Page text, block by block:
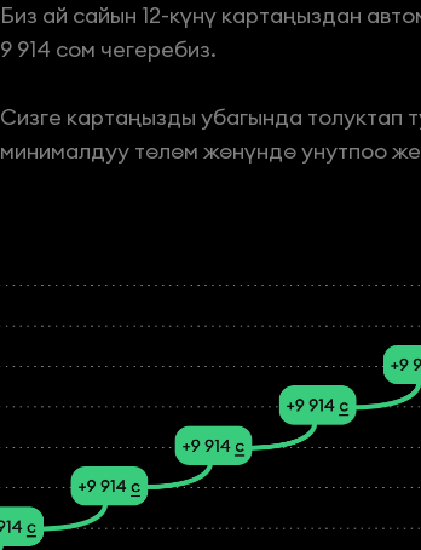
Биз ай сайын 12-күнү картаңыздан
9 914 сом чегеребиз.
Сизге картаңызды убагында толуктап
минималдуу төлөм жөнүндө унутпоо